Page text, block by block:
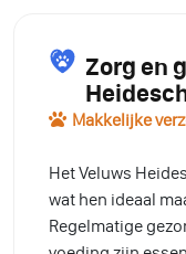
Zorg en
Makkelijke
Het Veluws
wat hen ideaal
Regelmatige